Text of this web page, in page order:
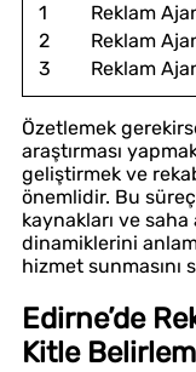
1
Reklam
2
Reklam
3
Reklam
Özetlemek
araştırması
geliştirmek ve
önemlidir. Bu
kaynakları ve saha
dinamiklerini
hizmet sunmasını
Edirne’de
Kitle